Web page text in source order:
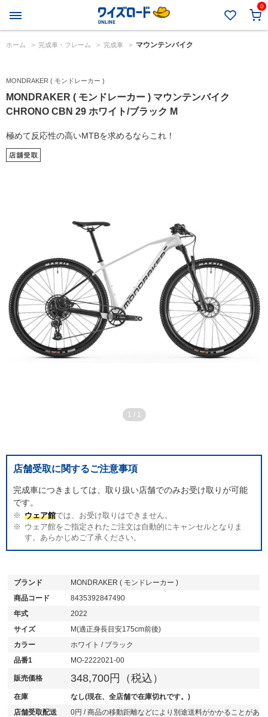
0
ホーム > 完成車・フレーム > 完成車 > マウンテンバイク
MONDRAKER ( モンドレーカー )
MONDRAKER ( モンドレーカー ) マウンテンバイク
CHRONO CBN 29 ホワイト/ブラック M
極めて反応性の高いMTBを求めるならこれ！
1 / 1
店舗受取に関するご注意事項
完成車につきましては、取り扱い店舗でのみお受け取りが可能
です。
ウェア館では、お受け取りはできません。
ウェア館をご指定されたご注文は自動的にキャンセルとなりま
す。あらかじめご了承ください。
ブランド
MONDRAKER ( モンドレーカー )
商品コード
8435392847490
年式
2022
サイズ
M(適正身長目安175cm前後)
カラー
ホワイト / ブラック
品番1
MO-2222021-00
販売価格 348,700円（税込）
在庫
なし(現在、全店舗で在庫切れです。)
店舗受取配送
0円 / 商品の移動距離などにより別途送料がかかることがあ